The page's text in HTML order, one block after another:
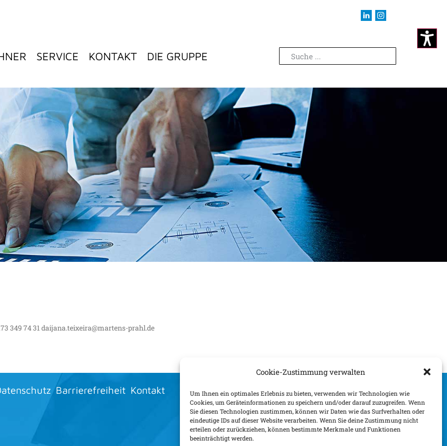
Cookie-Zustimmung verwalten
Um Ihnen ein optimales Erlebnis zu bieten, verwenden wir Technologien wie
Cookies, um Geräteinformationen zu speichern und/oder darauf zuzugreifen. Wenn
Sie diesen Technologien zustimmen, können wir Daten wie das Surfverhalten oder
eindeutige IDs auf dieser Website verarbeiten. Wenn Sie deine Zustimmung nicht
erteilen oder zurückziehen, können bestimmte Merkmale und Funktionen
beeinträchtigt werden.
SERVICE KONTAKT DIE GRUPPE
GASTRO-
349 74 31 daijana.teixeira@martens-prahl.de
Barrierefreiheit Kontakt